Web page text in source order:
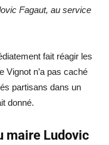
Fagaut, au service
fait réagir les
Vignot n’a pas caché
partisans dans un
donné.
maire Ludovic